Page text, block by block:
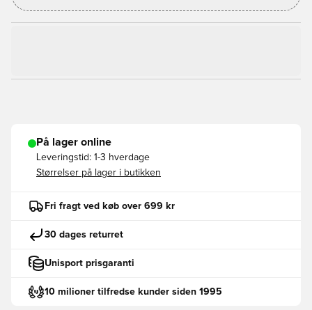
På lager online
Leveringstid: 1-3 hverdage
Størrelser på lager i butikken
Fri fragt ved køb over 699 kr
30 dages returret
Unisport prisgaranti
10 milioner tilfredse kunder siden 1995